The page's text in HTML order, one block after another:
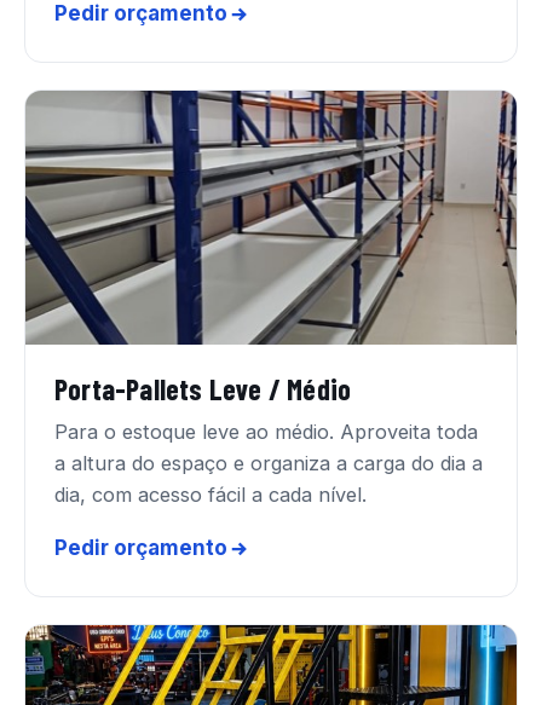
Pedir orçamento
Porta-Pallets Leve / Médio
Para o estoque leve ao médio. Aproveita toda
a altura do espaço e organiza a carga do dia a
dia, com acesso fácil a cada nível.
Pedir orçamento